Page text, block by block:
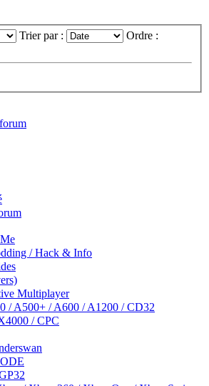
Trier par : Ordre :
/ Hack & Info
Multiplayer
/ A500+ / A600 / A1200 / CD32
/ CPC